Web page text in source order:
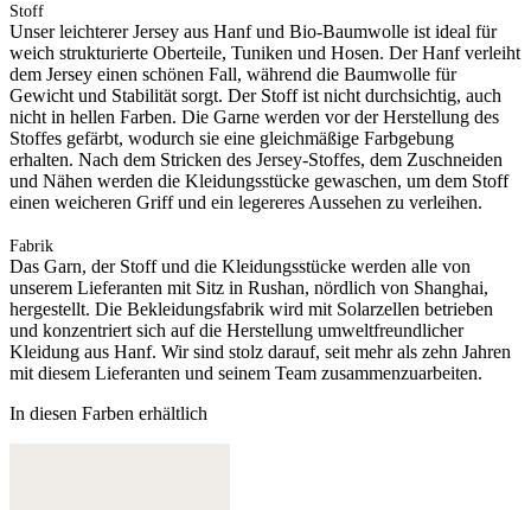
Stoff
Unser leichterer Jersey aus Hanf und Bio-Baumwolle ist ideal für
weich strukturierte Oberteile, Tuniken und Hosen. Der Hanf verleiht
dem Jersey einen schönen Fall, während die Baumwolle für
Gewicht und Stabilität sorgt. Der Stoff ist nicht durchsichtig, auch
nicht in hellen Farben. Die Garne werden vor der Herstellung des
Stoffes gefärbt, wodurch sie eine gleichmäßige Farbgebung
erhalten. Nach dem Stricken des Jersey-Stoffes, dem Zuschneiden
und Nähen werden die Kleidungsstücke gewaschen, um dem Stoff
einen weicheren Griff und ein legereres Aussehen zu verleihen.
Fabrik
Das Garn, der Stoff und die Kleidungsstücke werden alle von
unserem Lieferanten mit Sitz in Rushan, nördlich von Shanghai,
hergestellt. Die Bekleidungsfabrik wird mit Solarzellen betrieben
und konzentriert sich auf die Herstellung umweltfreundlicher
Kleidung aus Hanf. Wir sind stolz darauf, seit mehr als zehn Jahren
mit diesem Lieferanten und seinem Team zusammenzuarbeiten.
In diesen Farben erhältlich